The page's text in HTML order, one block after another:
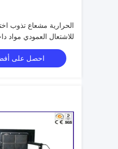
الحرارية مشعاع تذوب
للاشتعال العمودي مواد
احصل على